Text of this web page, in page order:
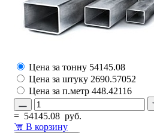
Цена за тонну 54145.08
Цена за штуку 2690.57052
Цена за п.метр 448.42116
= 54145.08 руб.
В корзину